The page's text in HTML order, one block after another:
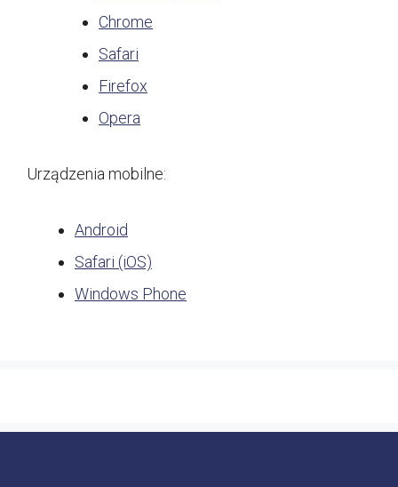
Chrome
Safari
Firefox
Opera
Urządzenia mobilne:
Android
Safari (iOS)
Windows Phone